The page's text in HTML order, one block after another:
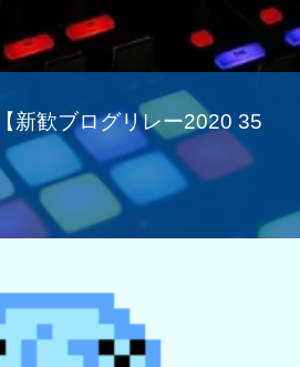
新歓ブログリレー2020 35